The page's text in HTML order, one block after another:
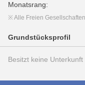
Monatsrang:
※ Alle Freien
Grundstücksprofil
Besitzt keine Unterkunft